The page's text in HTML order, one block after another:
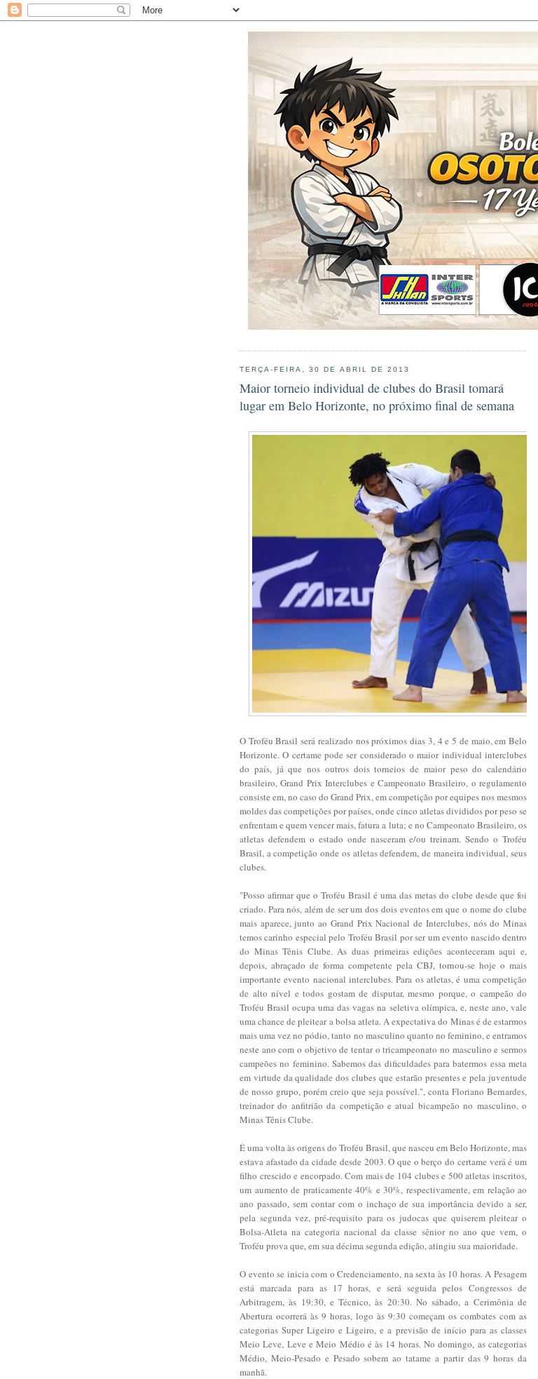
TERÇA-FEIRA, 30 DE ABRIL DE 2013
Maior torneio individual de clubes do Brasil tomará
lugar em Belo Horizonte, no próximo final de semana
O Troféu Brasil será realizado nos próximos dias 3, 4 e 5 de maio, em Belo
Horizonte. O certame pode ser considerado o maior individual interclubes
do país, já que nos outros dois torneios de maior peso do calendário
brasileiro, Grand Prix Interclubes e Campeonato Brasileiro, o regulamento
consiste em, no caso do Grand Prix, em competição por equipes nos mesmos
moldes das competições por países, onde cinco atletas divididos por peso se
enfrentam e quem vencer mais, fatura a luta; e no Campeonato Brasileiro, os
atletas defendem o estado onde nasceram e/ou treinam. Sendo o Troféu
Brasil, a competição onde os atletas defendem, de maneira individual, seus
clubes.
"Posso afirmar que o Troféu Brasil é uma das metas do clube desde que foi
criado. Para nós, além de ser um dos dois eventos em que o nome do clube
mais aparece, junto ao Grand Prix Nacional de Interclubes, nós do Minas
temos carinho especial pelo Troféu Brasil por ser um evento nascido dentro
do Minas Tênis Clube. As duas primeiras edições aconteceram aqui e,
depois, abraçado de forma competente pela CBJ, tornou-se hoje o mais
importante evento nacional interclubes. Para os atletas, é uma competição
de alto nível e todos gostam de disputar, mesmo porque, o campeão do
Troféu Brasil ocupa uma das vagas na seletiva olímpica, e, neste ano, vale
uma chance de pleitear a bolsa atleta. A expectativa do Minas é de estarmos
mais uma vez no pódio, tanto no masculino quanto no feminino, e entramos
neste ano com o objetivo de tentar o tricampeonato no masculino e sermos
campeões no feminino. Sabemos das dificuldades para batermos essa meta
em virtude da qualidade dos clubes que estarão presentes e pela juventude
de nosso grupo, porém creio que seja possível.", conta Floriano Bernardes,
treinador do anfitrião da competição e atual bicampeão no masculino, o
Minas Tênis Clube.
É uma volta às origens do Troféu Brasil, que nasceu em Belo Horizonte, mas
estava afastado da cidade desde 2003. O que o berço do certame verá é um
filho crescido e encorpado. Com mais de 104 clubes e 500 atletas inscritos,
um aumento de praticamente 40% e 30%, respectivamente, em relação ao
ano passado, sem contar com o inchaço de sua importância devido a ser,
pela segunda vez, pré-requisito para os judocas que quiserem pleitear o
Bolsa-Atleta na categoria nacional da classe sênior no ano que vem, o
Troféu prova que, em sua décima segunda edição, atingiu sua maioridade.
O evento se inicia com o Credenciamento, na sexta às 10 horas. A Pesagem
está marcada para as 17 horas, e será seguida pelos Congressos de
Arbitragem, às 19:30, e Técnico, às 20:30. No sábado, a Cerimônia de
Abertura ocorrerá às 9 horas, logo às 9:30 começam os combates com as
categorias Super Ligeiro e Ligeiro, e a previsão de início para as classes
Meio Leve, Leve e Meio Médio é às 14 horas. No domingo, as categorias
Médio, Meio-Pesado e Pesado sobem ao tatame a partir das 9 horas da
manhã.